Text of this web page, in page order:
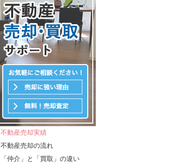
不動産売却実績
不動産売却の流れ
「仲介」と「買取」の違い